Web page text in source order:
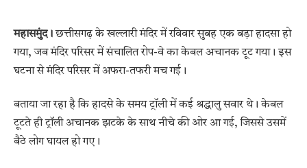
महासमुंद। छत्तीसगढ़ केखल्लारी मंदिरमें रविवार सुबह एक बड़ा हादसा हो
गया, जब मंदिर परिसर में संचालित रोप-वे का केबल अचानक टूट गया। इस
घटना से मंदिर परिसर में अफरा-तफरी मच गई।
बताया जा रहा है कि हादसे के समय ट्रॉली में कई श्रद्धालु सवार थे। केबल
टूटते ही ट्रॉली अचानक झटके के साथ नीचे की ओर आ गई, जिससे उसमें
बैठे लोग घायल हो गए।